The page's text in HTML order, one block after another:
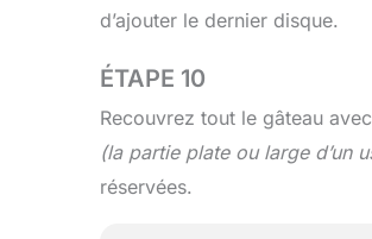
d’ajouter le dernier disque.
ÉTAPE 10
Recouvrez tout le gâteau
(la partie plate ou large d’un
réservées.